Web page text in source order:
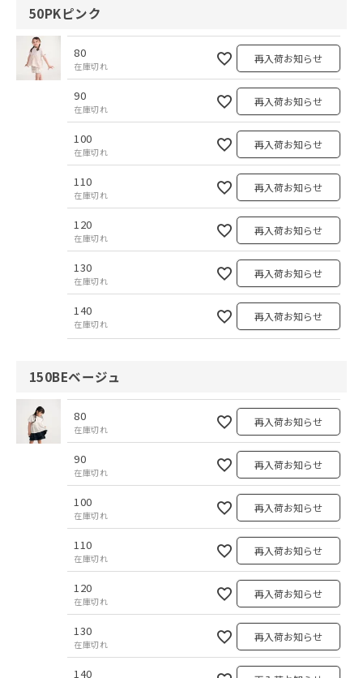
50PKピンク
80
在庫切れ
再入荷お知らせ
90
在庫切れ
再入荷お知らせ
100
在庫切れ
再入荷お知らせ
110
在庫切れ
再入荷お知らせ
120
在庫切れ
再入荷お知らせ
130
在庫切れ
再入荷お知らせ
140
在庫切れ
再入荷お知らせ
150BEベージュ
80
在庫切れ
再入荷お知らせ
90
在庫切れ
再入荷お知らせ
100
在庫切れ
再入荷お知らせ
110
在庫切れ
再入荷お知らせ
120
在庫切れ
再入荷お知らせ
130
在庫切れ
再入荷お知らせ
140